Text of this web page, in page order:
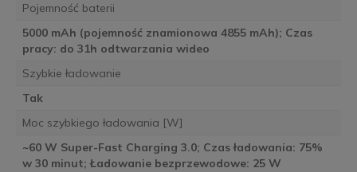
Pojemność baterii
5000 mAh (pojemność znamionowa 4855 mAh); Czas
pracy: do 31h odtwarzania wideo
Szybkie ładowanie
Tak
Moc szybkiego ładowania [W]
~60 W Super-Fast Charging 3.0; Czas ładowania: 75%
w 30 minut; Ładowanie bezprzewodowe: 25 W